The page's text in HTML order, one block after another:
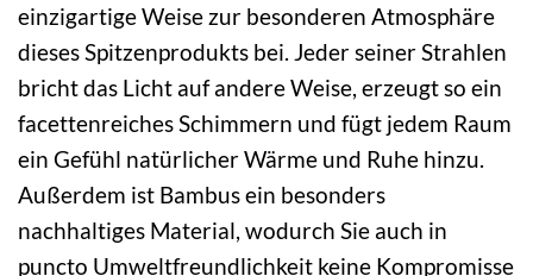
einzigartige Weise zur besonderen Atmosphäre
dieses Spitzenprodukts bei. Jeder seiner Strahlen
bricht das Licht auf andere Weise, erzeugt so ein
facettenreiches Schimmern und fügt jedem Raum
ein Gefühl natürlicher Wärme und Ruhe hinzu.
Außerdem ist Bambus ein besonders
nachhaltiges Material, wodurch Sie auch in
puncto Umweltfreundlichkeit keine Kompromisse